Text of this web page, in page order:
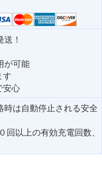
！
が可能
す
安心
時は自動停止される安全
回以上の有効充電回数、